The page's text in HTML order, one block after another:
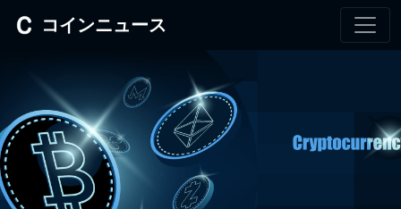
コインニュース